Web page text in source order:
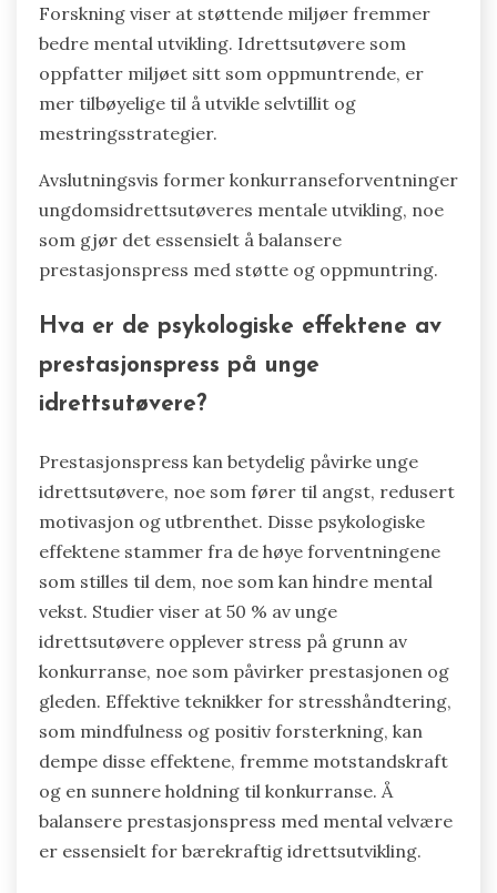
Forskning viser at støttende miljøer fremmer
bedre mental utvikling. Idrettsutøvere som
oppfatter miljøet sitt som oppmuntrende, er
mer tilbøyelige til å utvikle selvtillit og
mestringsstrategier.
Avslutningsvis former konkurranseforventninger
ungdomsidrettsutøveres mentale utvikling, noe
som gjør det essensielt å balansere
prestasjonspress med støtte og oppmuntring.
Hva er de psykologiske effektene av
prestasjonspress på unge
idrettsutøvere?
Prestasjonspress kan betydelig påvirke unge
idrettsutøvere, noe som fører til angst, redusert
motivasjon og utbrenthet. Disse psykologiske
effektene stammer fra de høye forventningene
som stilles til dem, noe som kan hindre mental
vekst. Studier viser at 50 % av unge
idrettsutøvere opplever stress på grunn av
konkurranse, noe som påvirker prestasjonen og
gleden. Effektive teknikker for stresshåndtering,
som mindfulness og positiv forsterkning, kan
dempe disse effektene, fremme motstandskraft
og en sunnere holdning til konkurranse. Å
balansere prestasjonspress med mental velvære
er essensielt for bærekraftig idrettsutvikling.